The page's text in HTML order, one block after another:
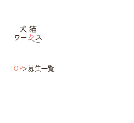
TOP 募集一覧